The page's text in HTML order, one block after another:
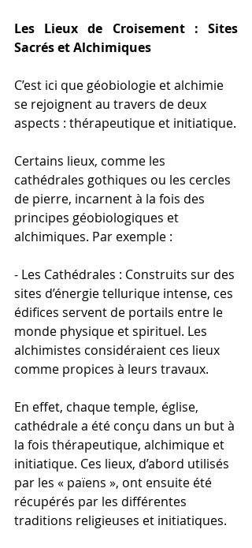
Les Lieux de Croisement : Sites
Sacrés et Alchimiques
C’est ici que géobiologie et alchimie
se rejoignent au travers de deux
aspects : thérapeutique et initiatique.
Certains lieux, comme les
cathédrales gothiques ou les cercles
de pierre, incarnent à la fois des
principes géobiologiques et
alchimiques. Par exemple :
- Les Cathédrales : Construits sur des
sites d’énergie tellurique intense, ces
édifices servent de portails entre le
monde physique et spirituel. Les
alchimistes considéraient ces lieux
comme propices à leurs travaux.
En effet, chaque temple, église,
cathédrale a été conçu dans un but à
la fois thérapeutique, alchimique et
initiatique. Ces lieux, d’abord utilisés
par les « païens », ont ensuite été
récupérés par les différentes
traditions religieuses et initiatiques.